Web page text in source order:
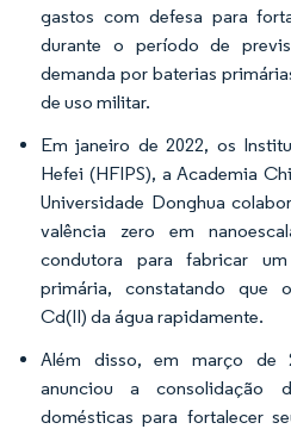
gastos com defesa para
durante o período de
demanda por baterias
de uso militar.
Em janeiro de 2022, os
Hefei (HFIPS), a Academia
Universidade Donghua
valência zero em
condutora para fabricar
primária, constatando que
Cd(II) da água rapidamente.
Além disso, em março de
anunciou a consolidação
domésticas para fortalecer